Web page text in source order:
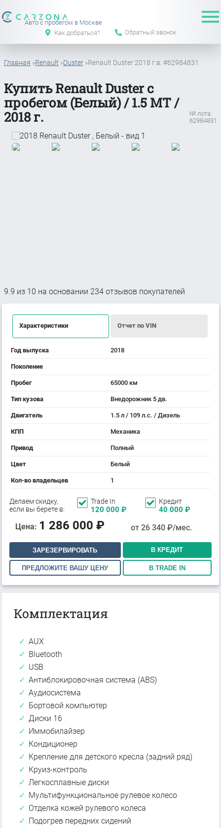
Авто с пробегом в Москве
Как добраться?
Обратный звонок
Главная »Renault »Duster »Renault Duster 2018 г.в. #62984831
Купить Renault Duster с
пробегом (Белый) / 1.5 MT /
2018 г.
№ лота:
62984831
9.9 из 10 на основании 234 отзывов покупателей
Характеристики Отчет по VIN
Год выпуска 2018
Поколение
Пробег 65000 км
Тип кузова Внедорожник 5 дв.
Двигатель 1.5 л / 109 л.с. / Дизель
КПП Механика
Привод Полный
Цвет Белый
Кол-во владельцев 1
Делаем скидку,
если вы берете в:
Trade In
120 000 ₽
Кредит
40 000 ₽
Цена: 1 286 000 ₽ от 26 340₽/мес.
ЗАРЕЗЕРВИРОВАТЬ В КРЕДИТ
ПРЕДЛОЖИТЕ ВАШУ ЦЕНУ В TRADE IN
Комплектация
AUX
Bluetooth
USB
Антиблокировочная система (ABS)
Аудиосистема
Бортовой компьютер
Диски 16
Иммобилайзер
Кондиционер
Крепление для детского кресла (задний ряд)
Круиз-контроль
Легкосплавные диски
Мультифункциональное рулевое колесо
Отделка кожей рулевого колеса
Подогрев передних сидений